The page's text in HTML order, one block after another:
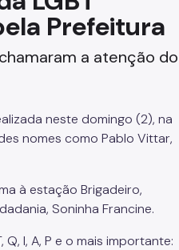
Prefeitura
a atenção do
neste domingo (2), na
nomes como Pablo Vittar,
à estação Brigadeiro,
Soninha Francine.
I, A, P e o mais importante: